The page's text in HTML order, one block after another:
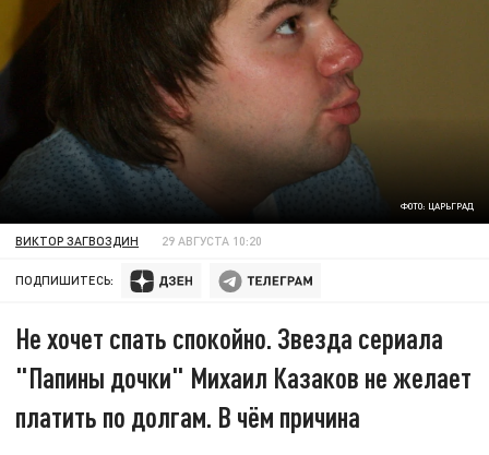
ФОТО: ЦАРЬГРАД
ВИКТОР ЗАГВОЗДИН 29 АВГУСТА 10:20
ПОДПИШИТЕСЬ:
Не хочет спать спокойно. Звезда сериала
"Папины дочки" Михаил Казаков не желает
платить по долгам. В чём причина